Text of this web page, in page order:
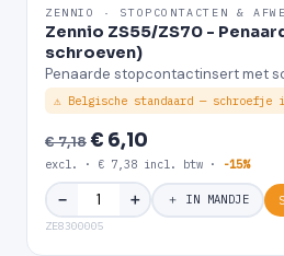
ZENNIO · STOPCONTACTEN &
Zennio ZS55/ZS70 -
schroeven)
Penaarde stopcontactinsert met
⚠ Belgische standaard — schroefje
€ 7,18€ 6,10
excl. · € 7,38 incl. btw · -15%
− ＋ ＋ IN MANDJE
ZE8300005